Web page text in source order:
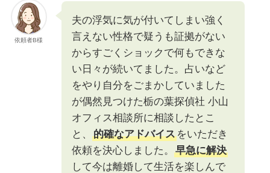
依頼者B様
夫の浮気に気が付いてしまい強く
言えない性格で疑うも証拠がない
からすごくショックで何もできな
い日々が続いてました。占いなど
をやり自分をごまかしていました
が偶然見つけた栃の葉探偵社 小山
オフィス相談所に相談したとこ
と、
的確なアドバイスをいただき
依頼を決心しました。
早急に解決
して今は離婚して生活を楽しんで